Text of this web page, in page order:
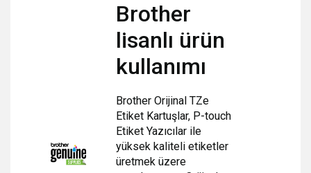
Brother
lisanlı ürün
kullanımı
Brother Orijinal TZe
Etiket Kartuşlar, P-touch
Etiket Yazıcılar ile
yüksek kaliteli etiketler
üretmek üzere